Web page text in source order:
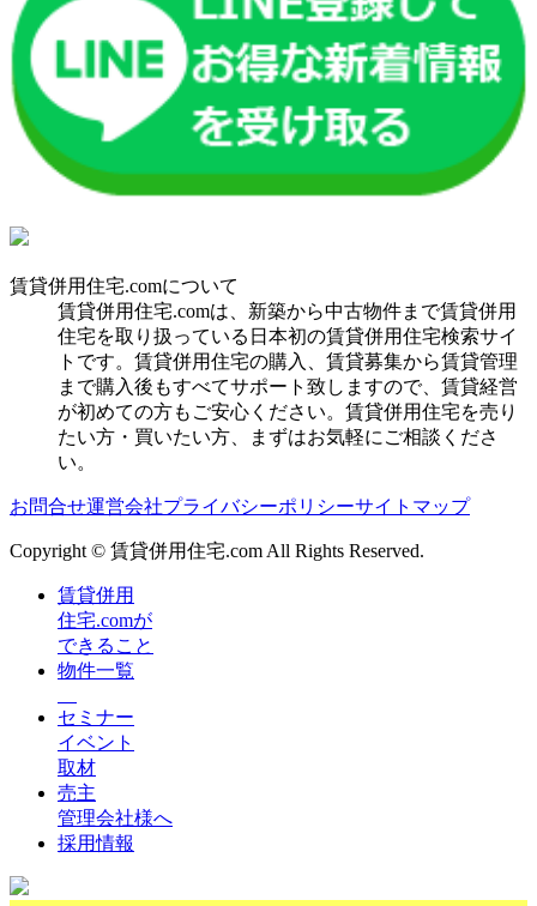
賃貸併用住宅.comについて
賃貸併用住宅.comは、新築から中古物件まで賃貸併用
住宅を取り扱っている日本初の賃貸併用住宅検索サイ
トです。賃貸併用住宅の購入、賃貸募集から賃貸管理
まで購入後もすべてサポート致しますので、賃貸経営
が初めての方もご安心ください。賃貸併用住宅を売り
たい方・買いたい方、まずはお気軽にご相談くださ
い。
お問合せ運営会社プライバシーポリシーサイトマップ
Copyright © 賃貸併用住宅.com All Rights Reserved.
賃貸併用
住宅.comが
できること
物件一覧
セミナー
イベント
取材
売主
管理会社様へ
採用情報